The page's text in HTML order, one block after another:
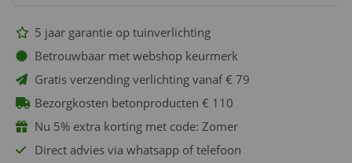
5 jaar garantie op tuinverlichting
Betrouwbaar met webshop keurmerk
Gratis verzending verlichting vanaf € 79
Bezorgkosten betonproducten € 110
Nu 5% extra korting met code: Zomer
Direct advies via whatsapp of telefoon